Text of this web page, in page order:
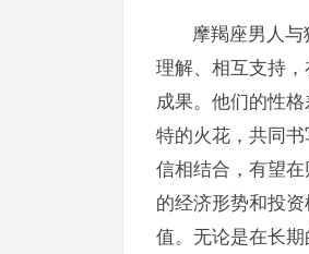
摩羯座男人
理解、相互支持
成果。他们的性
特的火花，共同
信相结合，有望
的经济形势和投
值。无论是在长